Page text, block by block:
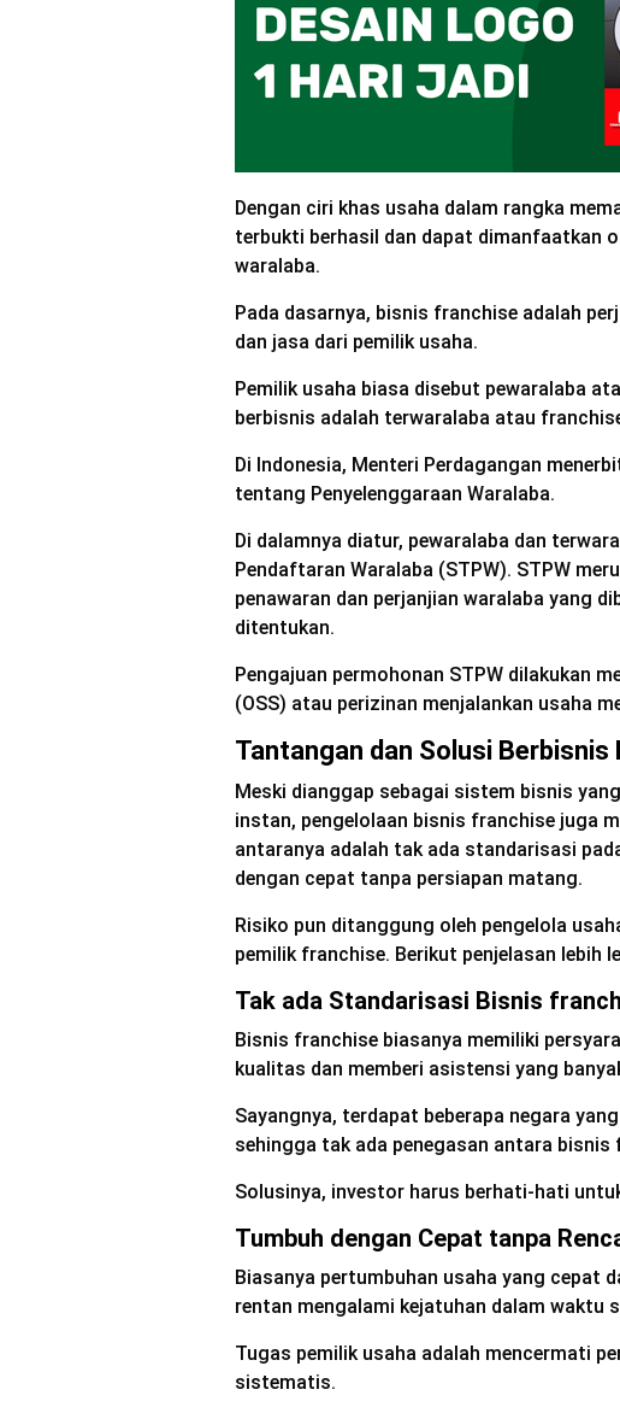
Dengan ciri khas usaha dalam rangka
terbukti berhasil dan dapat dimanfaatkan
waralaba.
Pada dasarnya, bisnis franchise adalah
dan jasa dari pemilik usaha.
Pemilik usaha biasa disebut pewaralaba
berbisnis adalah terwaralaba atau
Di Indonesia, Menteri Perdagangan
tentang Penyelenggaraan Waralaba.
Di dalamnya diatur, pewaralaba dan
Pendaftaran Waralaba (STPW). STPW
penawaran dan perjanjian waralaba yang
ditentukan.
Pengajuan permohonan STPW dilakukan
(OSS) atau perizinan menjalankan usaha
Tantangan dan Solusi Berbisnis
Meski dianggap sebagai sistem bisnis
instan, pengelolaan bisnis franchise juga
antaranya adalah tak ada standarisasi
dengan cepat tanpa persiapan matang.
Risiko pun ditanggung oleh pengelola
pemilik franchise. Berikut penjelasan lebih
Tak ada Standarisasi Bisnis
Bisnis franchise biasanya memiliki
kualitas dan memberi asistensi yang
Sayangnya, terdapat beberapa negara
sehingga tak ada penegasan antara bisnis
Solusinya, investor harus berhati-hati
Tumbuh dengan Cepat tanpa
Biasanya pertumbuhan usaha yang cepat
rentan mengalami kejatuhan dalam waktu
Tugas pemilik usaha adalah mencermati
sistematis.